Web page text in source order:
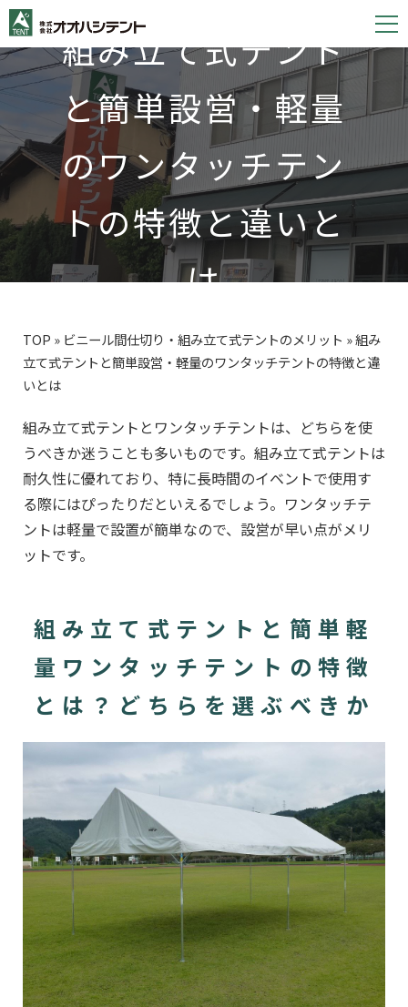
i
p
c
n
t
e
組み立て式テント
と簡単設営・軽量
のワンタッチテン
トの特徴と違いと
は
TOP » ビニール間仕切り・組み立て式テントのメリット »組み
立て式テントと簡単設営・軽量のワンタッチテントの特徴と違
いとは
組み立て式テントとワンタッチテントは、どちらを使
うべきか迷うことも多いものです。組み立て式テントは
耐久性に優れており、特に長時間のイベントで使用す
る際にはぴったりだといえるでしょう。ワンタッチテ
ントは軽量で設置が簡単なので、設営が早い点がメリ
ットです。
組み立て式テントと簡単軽
量ワンタッチテントの特徴
とは？どちらを選ぶべきか